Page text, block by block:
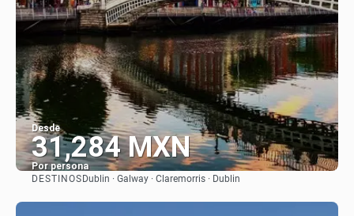
Desde
31,284 MXN
Por persona
DESTINOS Dublin · Galway · Claremorris · Dublin